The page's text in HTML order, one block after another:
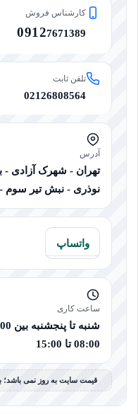
کارشناس فروش
09127671389
تلفن ثابت
02126808564
آدرس
تهران - شهرک آزادی -
نوذری - نبش تیر سوم -
واتساپ
ساعت کاری
08:00 تا 15:00
قیمت سایت به روز نمی باشد؛